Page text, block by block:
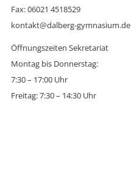
Fax: 06021 4518529
kontakt@dalberg-gymnasium.de
Öffnungszeiten Sekretariat
Montag bis Donnerstag:
7:30 – 17:00 Uhr
Freitag: 7:30 – 14:30 Uhr